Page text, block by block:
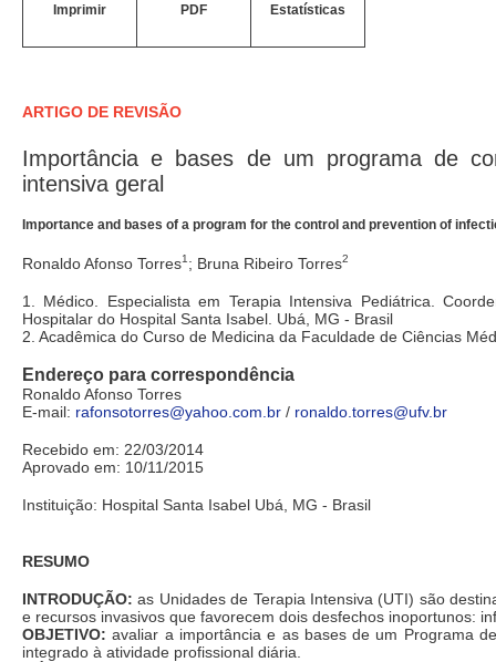
Imprimir PDF Estatísticas
ARTIGO DE REVISÃO
Importância e bases de um programa de
intensiva geral
Importance and bases of a program for the control and prevention of
Ronaldo Afonso Torres1 ; Bruna Ribeiro Torres2
1. Médico. Especialista em Terapia Intensiva Pediátrica.
Hospitalar do Hospital Santa Isabel. Ubá, MG - Brasil
2. Acadêmica do Curso de Medicina da Faculdade de Ciências
Endereço para correspondência
Ronaldo Afonso Torres
E-mail: rafonsotorres@yahoo.com.br / ronaldo.torres@ufv.br
Recebido em: 22/03/2014
Aprovado em: 10/11/2015
Instituição: Hospital Santa Isabel Ubá, MG - Brasil
RESUMO
INTRODUÇÃO: as Unidades de Terapia Intensiva (UTI) são
e recursos invasivos que favorecem dois desfechos inoportunos:
OBJETIVO: avaliar a importância e as bases de um Programa
integrado à atividade profissional diária.